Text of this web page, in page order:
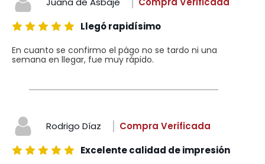
Llegó rapidísimo
En cuanto se confirmo el págo no se tardo ni una
semana en llegar, fue muy rápido.
Rodrigo Díaz
Compra Verificada
Excelente calidad de impresión